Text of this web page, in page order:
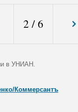
2/6
в УНИАН.
Коммерсантъ